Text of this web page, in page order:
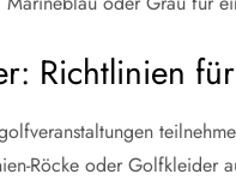
Richtlinien
Röcke oder Golfkleider